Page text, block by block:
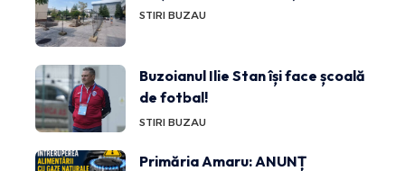
STIRI BUZAU
Buzoianul Ilie Stan își face școală
de fotbal!
STIRI BUZAU
Primăria Amaru: ANUNȚ